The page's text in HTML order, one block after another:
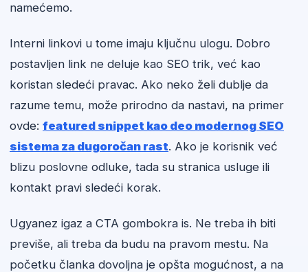
namećemo.
Interni linkovi u tome imaju ključnu ulogu. Dobro
postavljen link ne deluje kao SEO trik, već kao
koristan sledeći pravac. Ako neko želi dublje da
razume temu, može prirodno da nastavi, na primer
ovde: featured snippet kao deo modernog SEO
sistema za dugoročan rast. Ako je korisnik već
blizu poslovne odluke, tada su stranica usluge ili
kontakt pravi sledeći korak.
Ugyanez igaz a CTA gombokra is. Ne treba ih biti
previše, ali treba da budu na pravom mestu. Na
početku članka dovoljna je opšta mogućnost, a na